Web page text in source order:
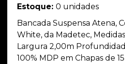
Estoque: 0 unidades
Bancada Suspensa Atena,
White, da Madetec,
Largura 2,00m
100% MDP em Chapas de